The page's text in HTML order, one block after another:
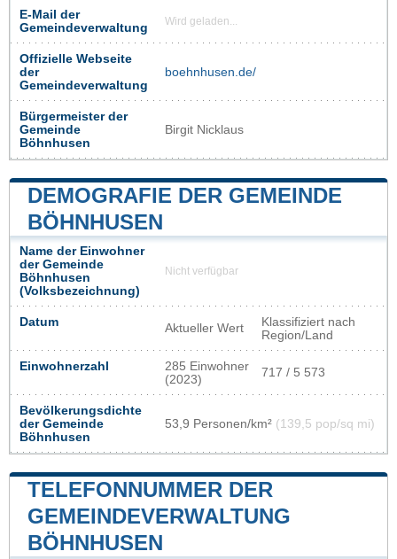
E-Mail der
Gemeindeverwaltung
Wird geladen...
Offizielle Webseite
der
Gemeindeverwaltung
boehnhusen.de/
Bürgermeister der
Gemeinde
Böhnhusen
Birgit Nicklaus
DEMOGRAFIE DER GEMEINDE
BÖHNHUSEN
Name der Einwohner
der Gemeinde
Böhnhusen
(Volksbezeichnung)
Nicht verfügbar
Datum Aktueller Wert
Klassifiziert nach
Region/Land
Einwohnerzahl
285 Einwohner
(2023)
717 / 5 573
Bevölkerungsdichte
der Gemeinde
Böhnhusen
53,9 Personen/km² (139,5 pop/sq mi)
TELEFONNUMMER DER
GEMEINDEVERWALTUNG
BÖHNHUSEN